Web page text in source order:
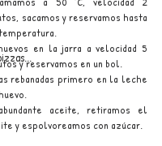
sacamos y reservamos hasta
en la jarra a velocidad 5
y reservamos en un bol.
rebanadas primero en la leche
aceite, retiramos el
y espolvoreamos con azúcar.